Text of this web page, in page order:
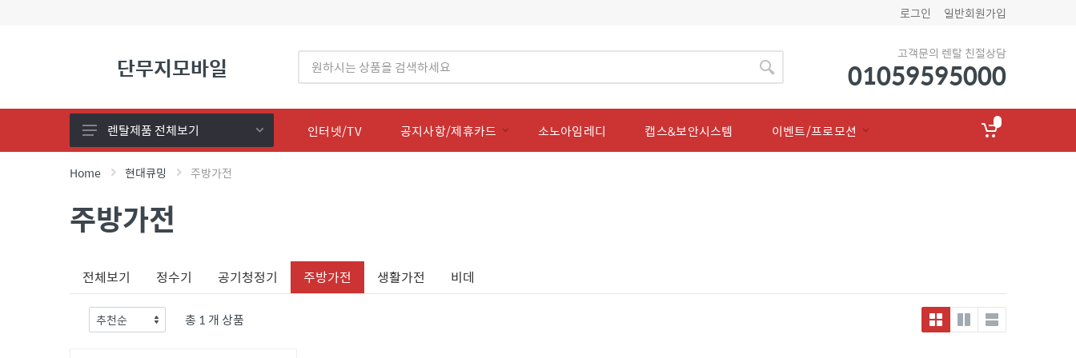
로그인 일반회원가입
단무지모바일 고객문의 렌탈 친절상담
01059595000
렌탈 제품전체
SK 매직
현대큐밍
유버스(현대미래)
렌탈제품 전체보기 인터넷/TV 공지사항/제휴카드 소노아임레디 캡스&보안시스템 이벤트/프로모션
Home 현대큐밍 주방가전
주방가전
전체보기 정수기 공기청정기 주방가전 생활가전 비데
총 1 개 상품